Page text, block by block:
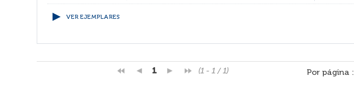
VER EJEMPLARES
1 (1 - 1 / 1) Por página :